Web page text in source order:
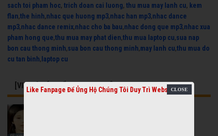
sach toi pham hoc, trich doan cai luong, thu mua may lanh cu, kem
flan,the hinh,nhac que huong mp3,nhac han mp3,nhac dance
mp3,nhac dance remix,nhac cho ba bau,nhac dong que mp3,nhac xua
pham hong que,thu mua may phat dien,thu mua laptop cu,sua nap
bon cau thong minh,sua bon cau thong minh,may lanh cu,thu mua do
cu tan binh, laptop cu
[VIDEO] CÓ THỂ BẠN QUAN TÂM
Like Fanpage Để Ủng Hộ Chúng Tôi Duy Trì Website